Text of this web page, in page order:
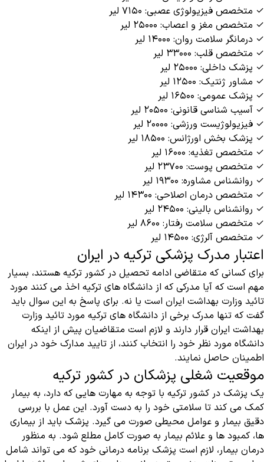
✓ متخصص فیزیولوژی عصبی: ۷۱۵۰ لیر
✓ متخصص مغز و اعصاب: ۲۵۰۰۰ لیر
✓ درمانگر سلامت روان: ۱۴۰۰۰ لیر
✓ متخصص قلب: ۳۳۰۰۰ لیر
✓ پزشک داخلی: ۲۵۰۰۰ لیر
✓ مشاور ژنتیک: ۱۲۵۰۰ لیر
✓ پزشک عمومی: ۱۶۵۰۰ لیر
✓ آسیب شناسی قانونی: ۲۰۵۰۰ لیر
✓ فیزیولوژیست ورزشی: ۲۰۰۰۰ لیر
✓ پزشک بخش اورژانس: ۱۸۵۰۰ لیر
✓ متخصص تغذیه: ۱۶۰۰۰ لیر
✓ متخصص پوست: ۲۳۷۰۰ لیر
✓ روانشناس مشاوره: ۱۹۳۰۰ لیر
✓ متخصص درمان اصلاحی: ۱۴۳۰۰ لیر
✓ روانشناس بالینی: ۲۴۵۰۰ لیر
✓ متخصص سلامت رفتار: ۸۶۰۰ لیر
✓ متخصص آلرژی: ۱۴۵۰۰ لیر
اعتبار مدرک پزشکی ترکیه در ایران
برای کسانی که متقاضی ادامه تحصیل در کشور ترکیه هستند، بسیار
مهم است که آیا مدرکی که از دانشگاه های ترکیه اخذ می کنند مورد
تائید وزارت بهداشت ایران است یا نه. برای پاسخ به این سوال باید
گفت که تنها مدرک برخی از دانشگاه های ترکیه مورد تائید وزارت
بهداشت ایران قرار دارند و لازم است متقاضیان پیش از اینکه
دانشگاه مورد نظر خود را انتخاب کنند، از تایید مدارک خود در ایران
اطمینان حاصل نمایند.
موقعیت شغلی پزشکان در کشور ترکیه
یک پزشک در کشور ترکیه با توجه به مهارت هایی که دارد، به بیمار
کمک می کند تا سلامتی خود را به دست آورد. این عمل با بررسی
دقیق بیمار و عوامل محیطی صورت می گیرد. پزشک باید از بیماری
ها، کمبود ها و علائم بیمار به صورت کامل مطلع شود. به منظور
درمان بیمار، لازم است پزشک برنامه درمانی خود که می تواند شامل